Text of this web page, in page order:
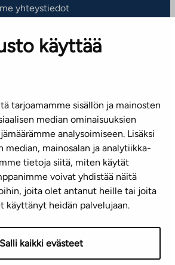
käyttää
tarjoamamme sisällön ja mainosten
median ominaisuuksien
analysoimiseen. Lisäksi
median, mainosalan ja analytiikka-
tietoja siitä, miten käytät
voivat yhdistää näitä
joita olet antanut heille tai joita
käyttänyt heidän palvelujaan.
Salli kaikki evästeet
yhteystiedot
3777
Mediapankki
Saavutettavuusseloste